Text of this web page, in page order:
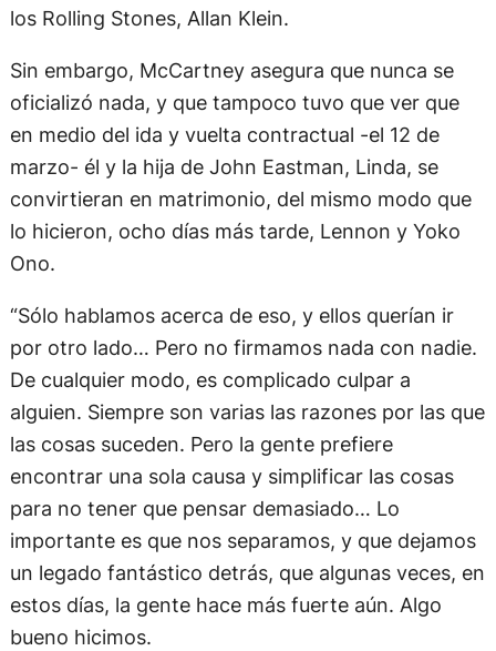
los Rolling Stones, Allan Klein.
Sin embargo, McCartney asegura que nunca se
oficializó nada, y que tampoco tuvo que ver que
en medio del ida y vuelta contractual -el 12 de
marzo- él y la hija de John Eastman, Linda, se
convirtieran en matrimonio, del mismo modo que
lo hicieron, ocho días más tarde, Lennon y Yoko
Ono.
“Sólo hablamos acerca de eso, y ellos querían ir
por otro lado… Pero no firmamos nada con nadie.
De cualquier modo, es complicado culpar a
alguien. Siempre son varias las razones por las que
las cosas suceden. Pero la gente prefiere
encontrar una sola causa y simplificar las cosas
para no tener que pensar demasiado… Lo
importante es que nos separamos, y que dejamos
un legado fantástico detrás, que algunas veces, en
estos días, la gente hace más fuerte aún. Algo
bueno hicimos.